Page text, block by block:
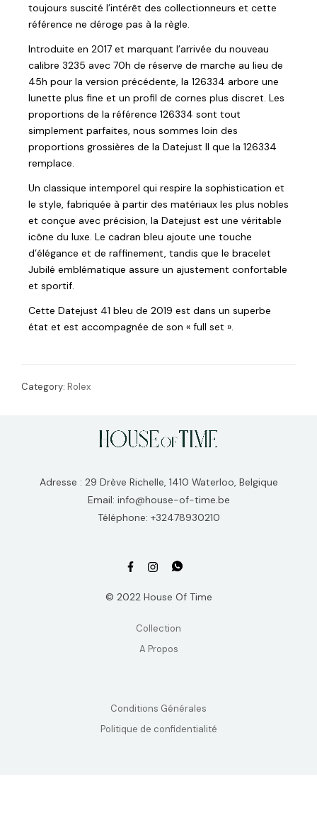
toujours suscité l’intérêt des collectionneurs et cette
référence ne déroge pas à la règle.
Introduite en 2017 et marquant l’arrivée du nouveau
calibre 3235 avec 70h de réserve de marche au lieu de
45h pour la version précédente, la 126334 arbore une
lunette plus fine et un profil de cornes plus discret. Les
proportions de la référence 126334 sont tout
simplement parfaites, nous sommes loin des
proportions grossières de la Datejust II que la 126334
remplace.
Un classique intemporel qui respire la sophistication et
le style, fabriquée à partir des matériaux les plus nobles
et conçue avec précision, la Datejust est une véritable
icône du luxe. Le cadran bleu ajoute une touche
d’élégance et de raffinement, tandis que le bracelet
Jubilé emblématique assure un ajustement confortable
et sportif.
Cette Datejust 41 bleu de 2019 est dans un superbe
état et est accompagnée de son « full set ».
Category: Rolex
Adresse : 29 Drève Richelle, 1410 Waterloo, Belgique
Email: info@house-of-time.be
Téléphone: +32478930210
© 2022 House Of Time
Collection
A Propos
Conditions Générales
Politique de confidentialité